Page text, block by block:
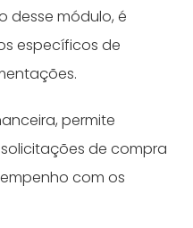
desse módulo, é
específicos de
permite
de compra
com os